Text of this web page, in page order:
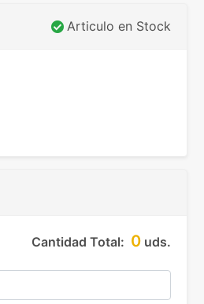
Articulo en Stock
Cantidad Total: 0 uds.